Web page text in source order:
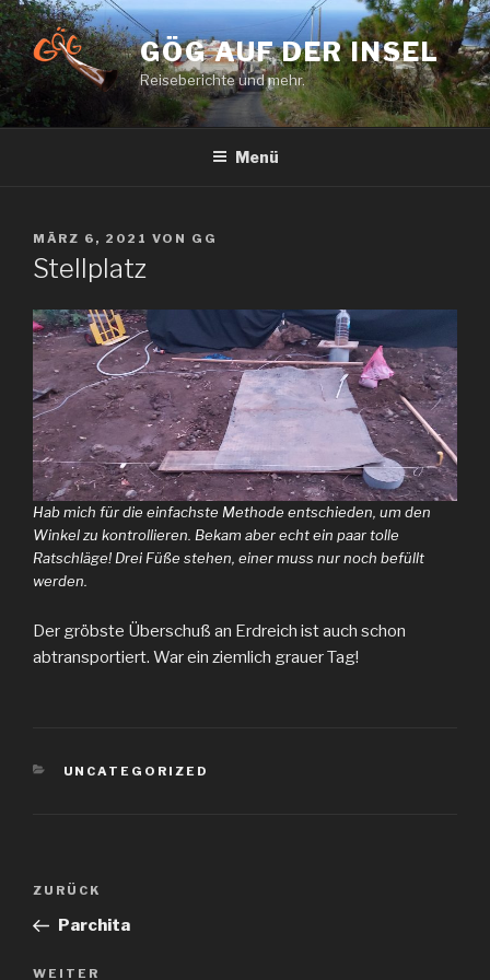
Zum
Inhalt
springen
GÖG AUF DER INSEL
Reiseberichte und mehr.
Menü
VERÖFFENTLICHT
AM
MÄRZ 6, 2021 VON GG
Stellplatz
Hab mich für die einfachste Methode entschieden, um den
Winkel zu kontrollieren. Bekam aber echt ein paar tolle
Ratschläge! Drei Füße stehen, einer muss nur noch befüllt
werden.
Der gröbste Überschuß an Erdreich ist auch schon
abtransportiert. War ein ziemlich grauer Tag!
KATEGORIEN
UNCATEGORIZED
Beitragsnavigation
Vorheriger
Beitrag
ZURÜCK
Parchita
Nächster
WEITER